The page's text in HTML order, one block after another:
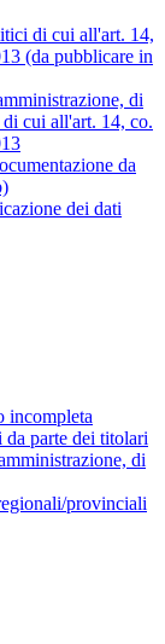
di cui all'art. 14,
(da pubblicare in
di
cui all'art. 14, co.
da
dei dati
incompleta
parte dei titolari
di
provinciali